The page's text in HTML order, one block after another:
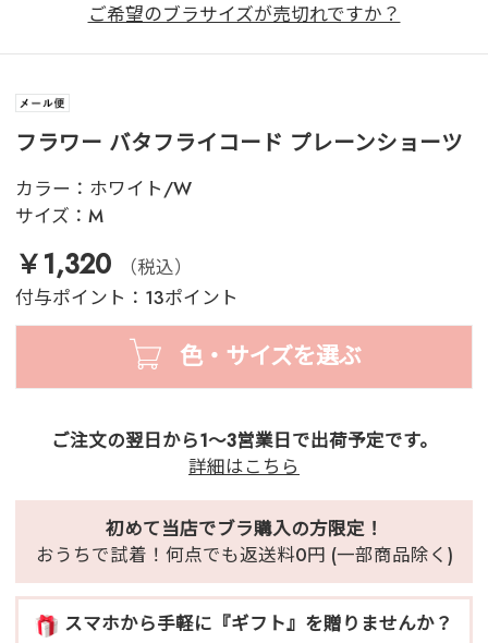
ご希望のブラサイズが売切れですか？
フラワー バタフライコード プレーンショーツ
カラー： ホワイト/W
サイズ： M
￥1,320
（税込）
付与ポイント：13ポイント
色・サイズを選ぶ
ご注文の翌日から1～3営業日で出荷予定です。
詳細はこちら
初めて当店でブラ購入の方限定！
おうちで試着！何点でも返送料0円 (一部商品除く)
スマホから手軽に『ギフト』を贈りませんか？